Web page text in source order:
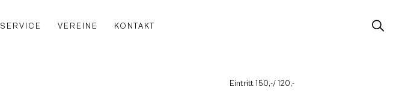
SERVICE VEREINE KONTAKT
Eintritt 150,-/ 120,-